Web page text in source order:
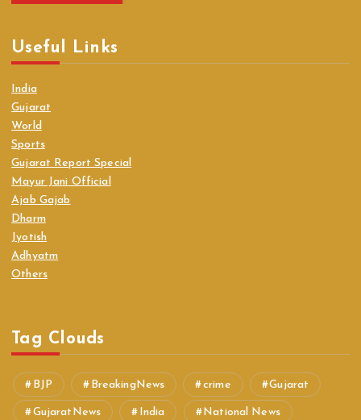
Useful Links
India
Gujarat
World
Sports
Gujarat Report Special
Mayur Jani Official
Ajab Gajab
Dharm
Jyotish
Adhyatm
Others
Tag Clouds
BJP BreakingNews crime Gujarat
GujaratNews India National News